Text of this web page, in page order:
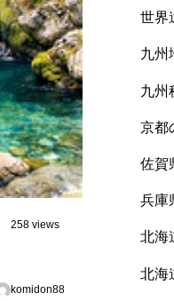
258 views
komidon88
世界
九州
九州
京都
佐賀
兵庫
北海
北海